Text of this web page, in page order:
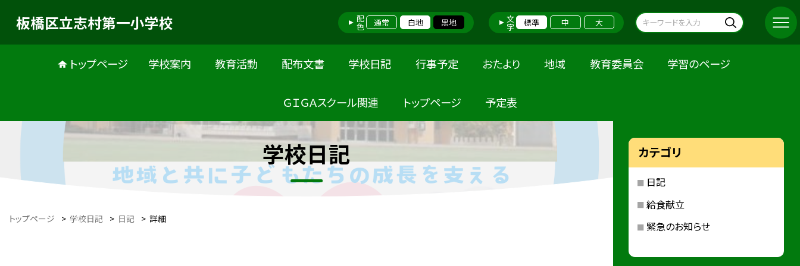
板橋区立志村第一小学校 配色 通常 白地 黒地 文字 標準 中 大
トップページ 学校案内 教育活動 配布文書 学校日記 行事予定 おたより 地域 教育委員会 学習のページ
ＧＩＧＡスクール関連 トップページ 予定表
学校日記
トップページ > 学校日記 > 日記 > 詳細
カテゴリ
日記
給食献立
緊急のお知らせ